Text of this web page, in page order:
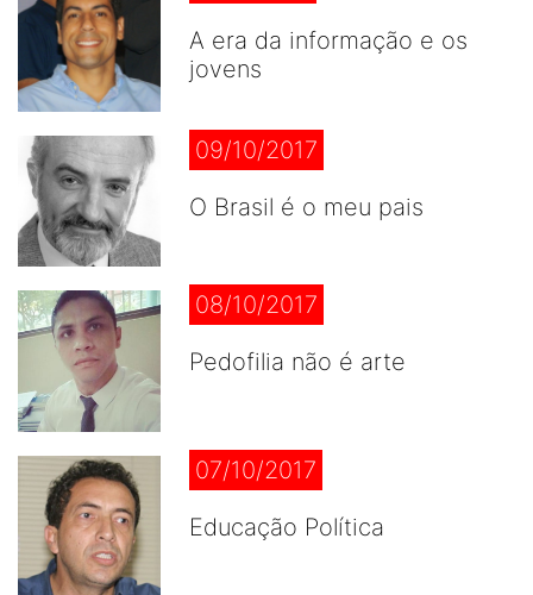
A era da informação e os
jovens
09/10/2017
O Brasil é o meu pais
08/10/2017
Pedofilia não é arte
07/10/2017
Educação Política